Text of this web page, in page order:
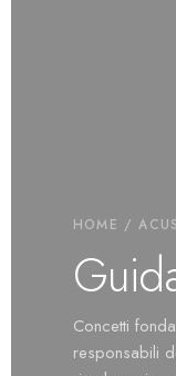
HOME /
Concetti
responsabili